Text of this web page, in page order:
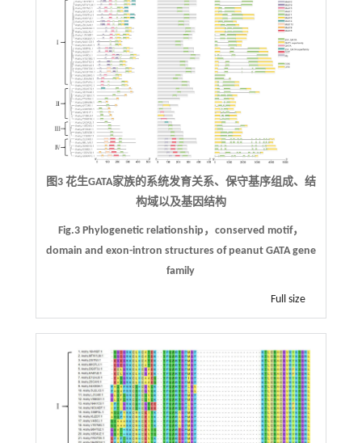
图3 花生GATA家族的系统发育关系、保守基序组成、结
构域以及基因结构
Fig.3 Phylogenetic relationship，conserved motif，
domain and exon-intron structures of peanut GATA gene
family
Full size